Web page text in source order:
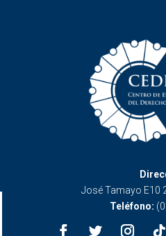
José Tamayo E10
Teléfono: